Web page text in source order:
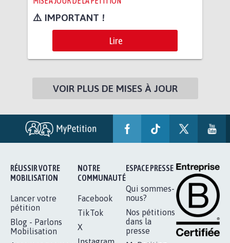
⚠️ IMPORTANT !
Lire
VOIR PLUS DE MISES À JOUR
RÉUSSIR VOTRE
MOBILISATION
Lancer votre
pétition
Blog - Parlons
Mobilisation
NOTRE
COMMUNAUTÉ
Facebook
TikTok
X
ESPACE PRESSE
Qui sommes-
nous?
Nos pétitions
dans la
presse